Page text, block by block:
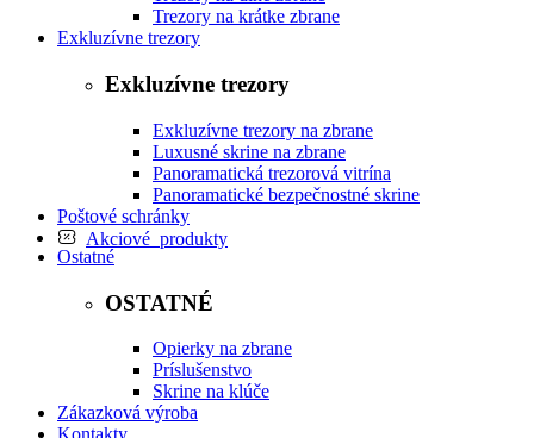
Trezory na krátke zbrane
Exkluzívne trezory
Exkluzívne trezory
Exkluzívne trezory na zbrane
Luxusné skrine na zbrane
Panoramatická trezorová vitrína
Panoramatické bezpečnostné skrine
Poštové schránky
Akciové produkty
Ostatné
OSTATNÉ
Opierky na zbrane
Príslušenstvo
Skrine na klúče
Zákazková výroba